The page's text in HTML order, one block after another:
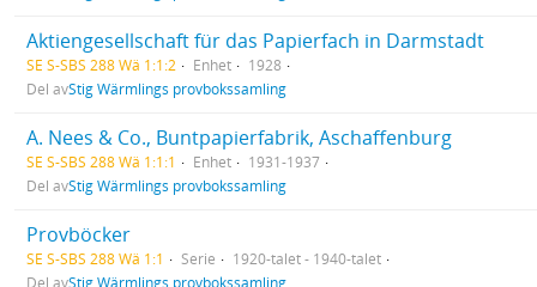
Aktiengesellschaft für das Papierfach in Darmstadt
SE S-SBS 288 Wä 1:1:2 Enhet
1928
Del avStig Wärmlings provbokssamling
A. Nees & Co., Buntpapierfabrik, Aschaffenburg
SE S-SBS 288 Wä 1:1:1 Enhet
1931-1937
Del avStig Wärmlings provbokssamling
Provböcker
SE S-SBS 288 Wä 1:1 Serie
1920-talet - 1940-talet
Del avStig Wärmlings provbokssamling